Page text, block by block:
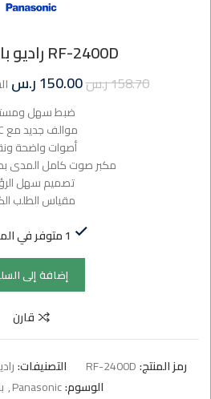
RF-2400D راديو باناسونيك
158.70ر.س150.00ر.س
ضبط سهل
موالف جديد مع AFC
أصوات واضحة
مكبر صوت كامل المدى بطول
تصميم سهل
مقياس الطلب
1 متوفر في المخزون
إضافة إلى
قارن
رمز المنتج:RF-2400D التصنيفات:
الوسوم:Panasonic
,